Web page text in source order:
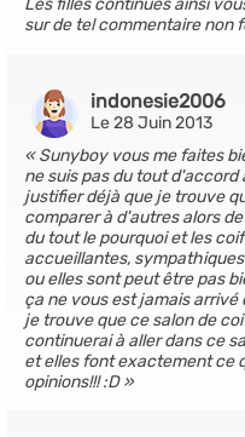
Les filles continués ainsi
sur de tel commentaire non
indonesie2006
Le 28 Juin 2013
Sunyboy vous me faites
ne suis pas du tout
justifier déjà que je trouve
comparer à d'autres alors
du tout le pourquoi et les
accueillantes,
ou elles sont peut être pas
ça ne vous est jamais arrivé
je trouve que ce salon de
continuerai à aller dans ce
et elles font exactement ce
opinions!!! :D